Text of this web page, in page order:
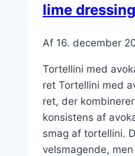
lime dressing
Af 16. december
Tortellini med
ret Tortellini med
ret, der
konsistens af
smag af tortellini.
velsmagende,